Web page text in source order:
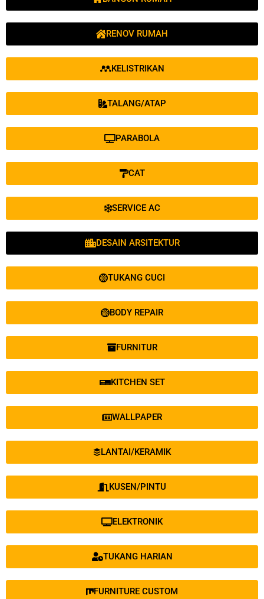
RENOV RUMAH
KELISTRIKAN
TALANG/ATAP
PARABOLA
CAT
SERVICE AC
DESAIN ARSITEKTUR
TUKANG CUCI
BODY REPAIR
FURNITUR
KITCHEN SET
WALLPAPER
LANTAI/KERAMIK
KUSEN/PINTU
ELEKTRONIK
TUKANG HARIAN
FURNITURE CUSTOM